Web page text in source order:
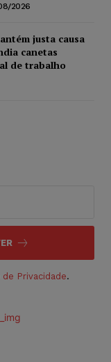
2026
justa causa
canetas
de trabalho
de Privacidade.